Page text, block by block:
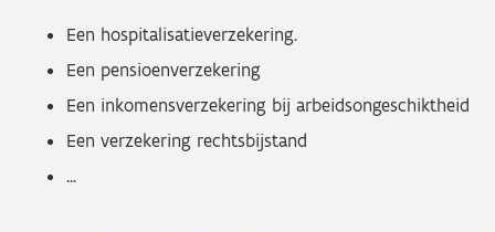
Een hospitalisatieverzekering.
Een pensioenverzekering
Een inkomensverzekering bij arbeidsongeschiktheid
Een verzekering rechtsbijstand
...